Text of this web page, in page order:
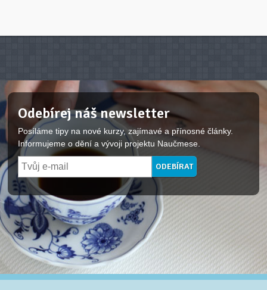
Odebírej náš newsletter
Posíláme tipy na nové kurzy, zajímavé a přínosné články.
Informujeme o dění a vývoji projektu Naučmese.